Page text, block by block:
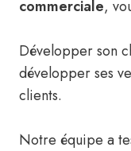
commerciale,
Développer son
développer ses
clients.
Notre équipe a